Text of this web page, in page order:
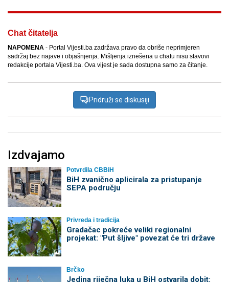
Chat čitatelja
NAPOMENA - Portal Vijesti.ba zadržava pravo da obriše neprimjeren
sadržaj bez najave i objašnjenja. Mišljenja iznešena u chatu nisu stavovi
redakcije portala Vijesti.ba. Ova vijest je sada dostupna samo za čitanje.
Pridruži se diskusiji
Izdvajamo
Potvrdila CBBiH
BiH zvanično aplicirala za pristupanje
SEPA području
Privreda i tradicija
Gradačac pokreće veliki regionalni
projekat: "Put šljive" povezat će tri države
Brčko
Jedina riječna luka u BiH ostvarila dobit: